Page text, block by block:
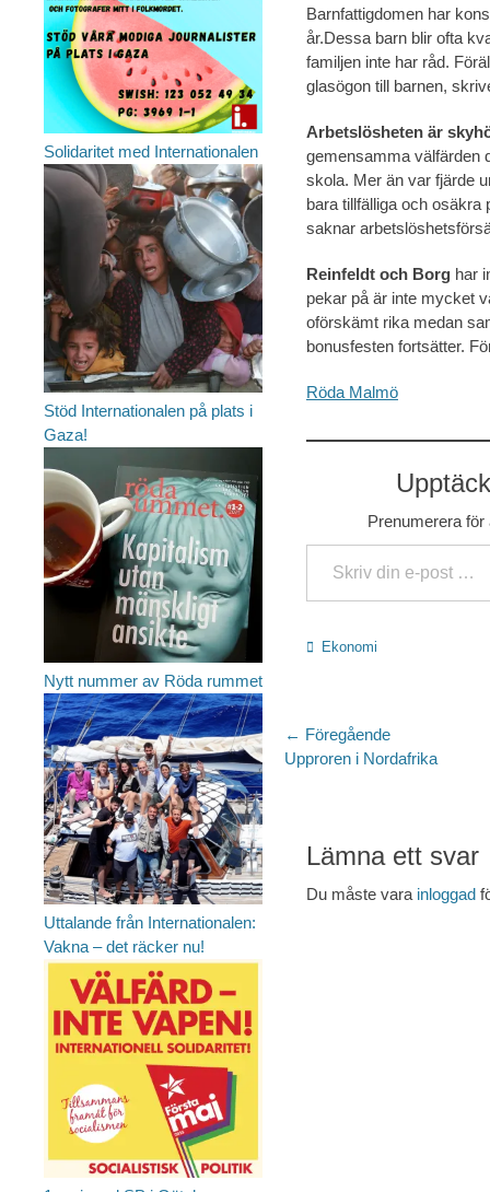
Barnfattigdomen har
år.Dessa barn blir ofta
familjen inte har råd.
glasögon till barnen,
Arbetslösheten är
gemensamma välfärden
skola. Mer än var fjärde
bara tillfälliga och osäkra
saknar
Reinfeldt och Borg har
pekar på är inte mycket
oförskämt rika medan
bonusfesten fortsätter.
Röda Malmö
Prenumerera
Skriv din e-post …
Kategorier
Ekonomi
← Föregående
Föregående
Upproren i Nordafrika
Lämna ett svar
Du måste vara inloggad
Solidaritet med Internationalen
Stöd Internationalen på plats i
Gaza!
Nytt nummer av Röda rummet
Uttalande från Internationalen:
Vakna – det räcker nu!